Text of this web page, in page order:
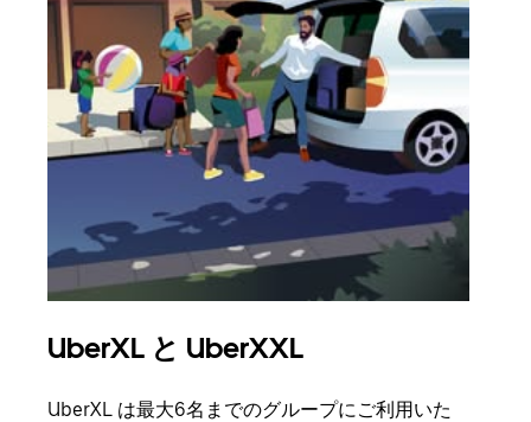
UberXL と UberXXL
UberXL は最大6名までのグループにご利用いた